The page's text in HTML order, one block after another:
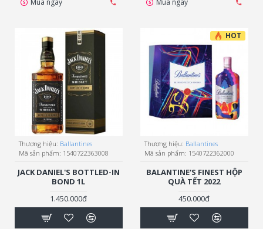
Thương hiệu: Ballantines
Mã sản phẩm: 1540722363008
JACK DANIEL'S BOTTLED-IN
BOND 1L
1.450.000đ
HOT
Thương hiệu: Ballantines
Mã sản phẩm: 1540722362000
BALANTINE'S FINEST HỘP
QUÀ TẾT 2022
450.000đ